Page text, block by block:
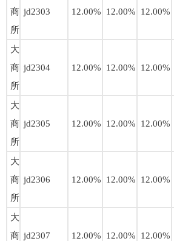
商
所
jd2303 12.00% 12.00% 12.00%
大
商
所
jd2304 12.00% 12.00% 12.00%
大
商
所
jd2305 12.00% 12.00% 12.00%
大
商
所
jd2306 12.00% 12.00% 12.00%
大
商 jd2307 12.00% 12.00% 12.00%